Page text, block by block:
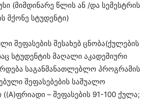
(მიმდინარე წლის ან /და სემესტრის
მქონე სტუდენტი)
შეფასების შესახებ ცნობა(ქულების
სტუდენტის მაღალი აკადემიური
საგანმანათლებლო პროგრამის
შეფასებების საშუალო
– შეფასების 91-100 ქულა;